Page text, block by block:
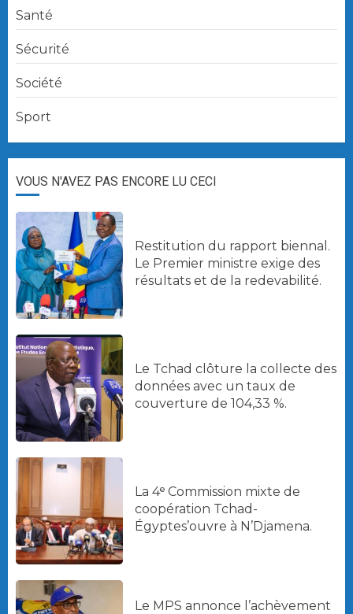
Santé
Sécurité
Société
Sport
VOUS N'AVEZ PAS ENCORE LU CECI
Restitution du rapport biennal.
Le Premier ministre exige des
résultats et de la redevabilité.
Le Tchad clôture la collecte des
données avec un taux de
couverture de 104,33 %.
La 4ᵉ Commission mixte de
coopération Tchad-
Égyptes’ouvre à N’Djamena.
Le MPS annonce l’achèvement